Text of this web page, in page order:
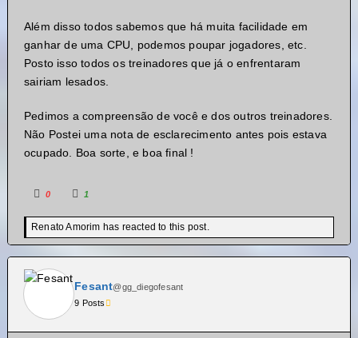
soberanas e levam em conta o bom andamento da
competição, e por este motivo acho justo pedir
explicações sobre o ocorrido.
Além disso todos sabemos que há muita facilidade em
ganhar de uma CPU, podemos poupar jogadores, etc.
Posto isso todos os treinadores que já o enfrentaram
sairiam lesados.
Pedimos a compreensão de você e dos outros treinadores.
Não Postei uma nota de esclarecimento antes pois estava
ocupado. Boa sorte, e boa final !
0 1
Renato Amorim has reacted to this post.
Fesant@gg_diegofesant
9 Posts